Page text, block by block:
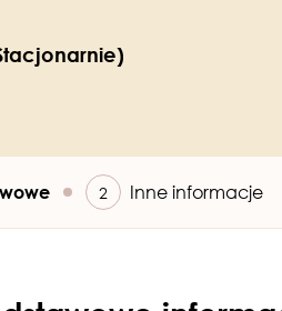
Inne informacje